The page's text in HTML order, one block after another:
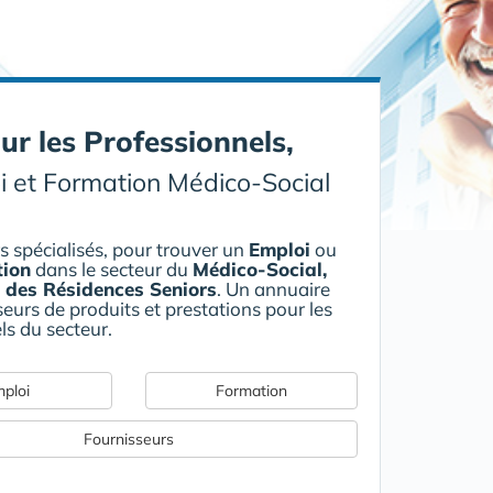
les Professionnels,
et Formation Médico-Social
spécialisés, pour trouver un Emploi ou
dans le secteur du Médico-Social,
Résidences Seniors. Un annuaire
de produits et prestations pour les
du secteur.
Formation
Fournisseurs